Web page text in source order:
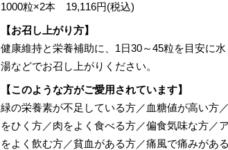
1000粒×2本 19,116円(税込)
【お召し上がり方】
健康維持と栄養補助に、1日30～45粒を目安に
湯などでお召し上がりください。
【このような方がご愛用されています】
緑の栄養素が不足している方／血糖値が高い方
をひく方／肉をよく食べる方／偏食気味な方／
をよく飲む方／貧血がある方／痛風で痛みがあ